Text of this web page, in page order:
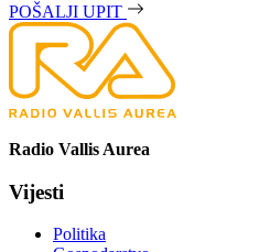
POŠALJI UPIT
Radio Vallis Aurea
Vijesti
Politika